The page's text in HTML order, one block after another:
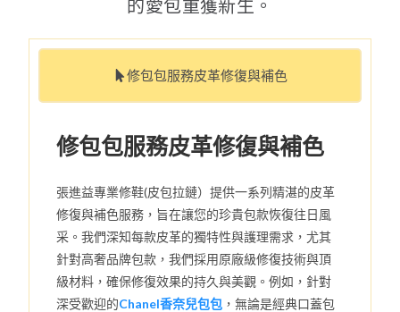
的愛包重獲新生。
修包包服務皮革修復與補色
修包包服務皮革修復與補色
張進益專業修鞋(皮包拉鏈）提供一系列精湛的皮革
修復與補色服務，旨在讓您的珍貴包款恢復往日風
采。我們深知每款皮革的獨特性與護理需求，尤其
針對高奢品牌包款，我們採用原廠級修復技術與頂
級材料，確保修復效果的持久與美觀。例如，針對
深受歡迎的Chanel香奈兒包包 ，無論是經典口蓋包